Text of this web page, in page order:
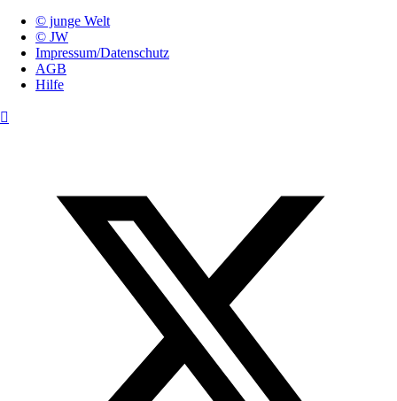
© junge Welt
© JW
Impressum/Datenschutz
AGB
Hilfe